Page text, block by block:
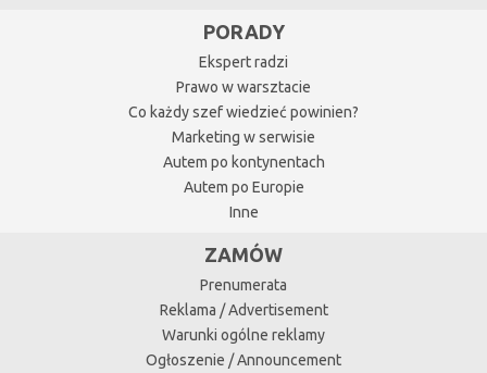
PORADY
Ekspert radzi
Prawo w warsztacie
Co każdy szef wiedzieć powinien?
Marketing w serwisie
Autem po kontynentach
Autem po Europie
Inne
ZAMÓW
Prenumerata
Reklama / Advertisement
Warunki ogólne reklamy
Ogłoszenie / Announcement